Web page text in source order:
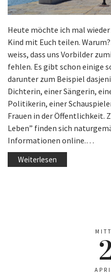
Heute möchte ich mal
Kind mit Euch teilen.
weiss, dass uns Vorbilder
fehlen. Es gibt schon einige
darunter zum Beispiel
Dichterin, einer Sängerin,
Politikerin, einer
Frauen in der Öffentlichkeit.
Leben” finden sich
Informationen online.…
Weiterlesen